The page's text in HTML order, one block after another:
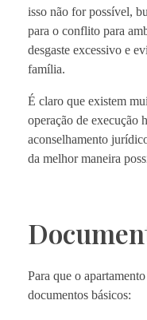
isso não for possível,
para o conflito para
desgaste excessivo e
família.
É claro que existem
operação de execução
aconselhamento
da melhor maneira
Para que o
documentos básicos: